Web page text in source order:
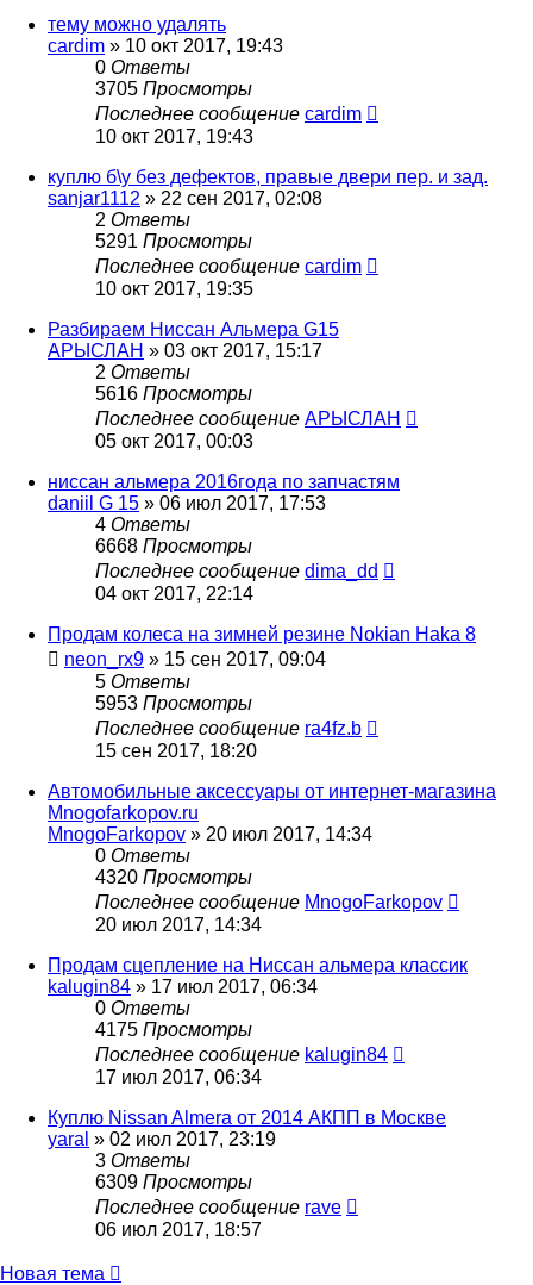
тему можно удалять
cardim » 10 окт 2017, 19:43
0 Ответы
3705 Просмотры
Последнее сообщение cardim
10 окт 2017, 19:43
куплю б\у без дефектов, правые двери пер. и зад.
sanjar1112 » 22 сен 2017, 02:08
2 Ответы
5291 Просмотры
Последнее сообщение cardim
10 окт 2017, 19:35
Разбираем Ниссан Альмера G15
АРЫСЛАН » 03 окт 2017, 15:17
2 Ответы
5616 Просмотры
Последнее сообщение АРЫСЛАН
05 окт 2017, 00:03
ниссан альмера 2016года по запчастям
daniil G 15 » 06 июл 2017, 17:53
4 Ответы
6668 Просмотры
Последнее сообщение dima_dd
04 окт 2017, 22:14
Продам колеса на зимней резине Nokian Haka 8
neon_rx9 » 15 сен 2017, 09:04
5 Ответы
5953 Просмотры
Последнее сообщение ra4fz.b
15 сен 2017, 18:20
Автомобильные аксессуары от интернет-магазина
Mnogofarkopov.ru
MnogoFarkopov » 20 июл 2017, 14:34
0 Ответы
4320 Просмотры
Последнее сообщение MnogoFarkopov
20 июл 2017, 14:34
Продам сцепление на Ниссан альмера классик
kalugin84 » 17 июл 2017, 06:34
0 Ответы
4175 Просмотры
Последнее сообщение kalugin84
17 июл 2017, 06:34
Куплю Nissan Almera от 2014 АКПП в Москве
yaral » 02 июл 2017, 23:19
3 Ответы
6309 Просмотры
Последнее сообщение rave
06 июл 2017, 18:57
Новая тема